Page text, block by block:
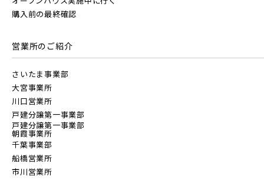
JR中央線
東武鉄道
東武スカイツリーライン
東武日光線
購入前の最終確認
営業所のご紹介
さいたま事業部
大宮事業所
川口営業所
戸建分譲第一事業部
戸建分譲第一事業部
朝霞事業所
千葉事業部
船橋営業所
市川営業所